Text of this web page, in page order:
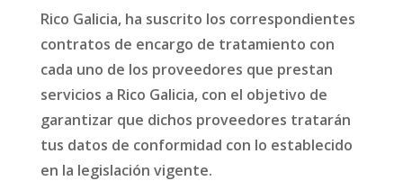
Rico Galicia, ha suscrito los correspondientes
contratos de encargo de tratamiento con
cada uno de los proveedores que prestan
servicios a Rico Galicia, con el objetivo de
garantizar que dichos proveedores tratarán
tus datos de conformidad con lo establecido
en la legislación vigente.